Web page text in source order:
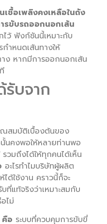
เชื้อเพลิงคงเหลือในถัง
รขับรถออกนอกเส้น
ว้ ฟังก์ชันนี้เหมาะกับ
ำหนดเส้นทางให้
ง หากมีการออกนอกเส้น
รับจาก
สมบัติเบื้องต้นของ
นคงพอให้หลายท่านพอ
วมถึงได้ให้ทุกคนได้เห็น
อะไรทำไมบริษัทผู้ผลิต
ด้ใช้งาน คราวนี้ก็จะ
ที่แท้จริงว่าเหมาะสมกับ
ไม่
อ ระบบที่ควบคุมการขับขี่